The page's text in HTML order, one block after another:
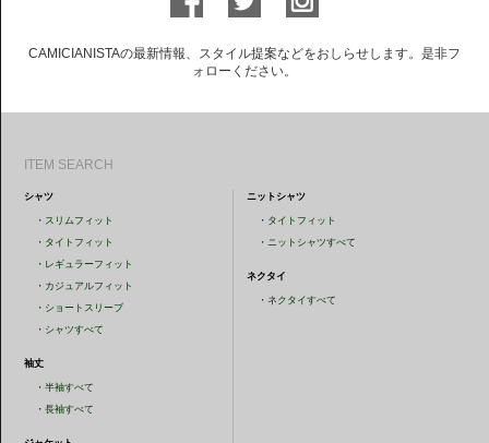
CAMICIANISTAの最新情報、スタイル提案などをおしらせします。是非フ
ォローください。
ITEM SEARCH
シャツ
・ スリムフィット
・ タイトフィット
・ レギュラーフィット
・ カジュアルフィット
・ ショートスリーブ
・ シャツすべて
袖丈
・半袖すべて
・長袖すべて
ニットシャツ
・ タイトフィット
・ニットシャツすべて
ネクタイ
・ネクタイすべて